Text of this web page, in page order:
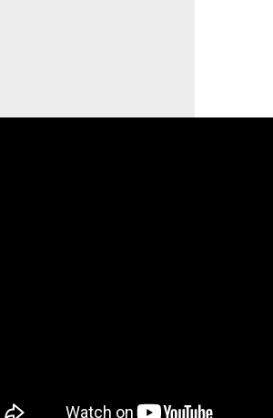
en contacto con
si quieres más